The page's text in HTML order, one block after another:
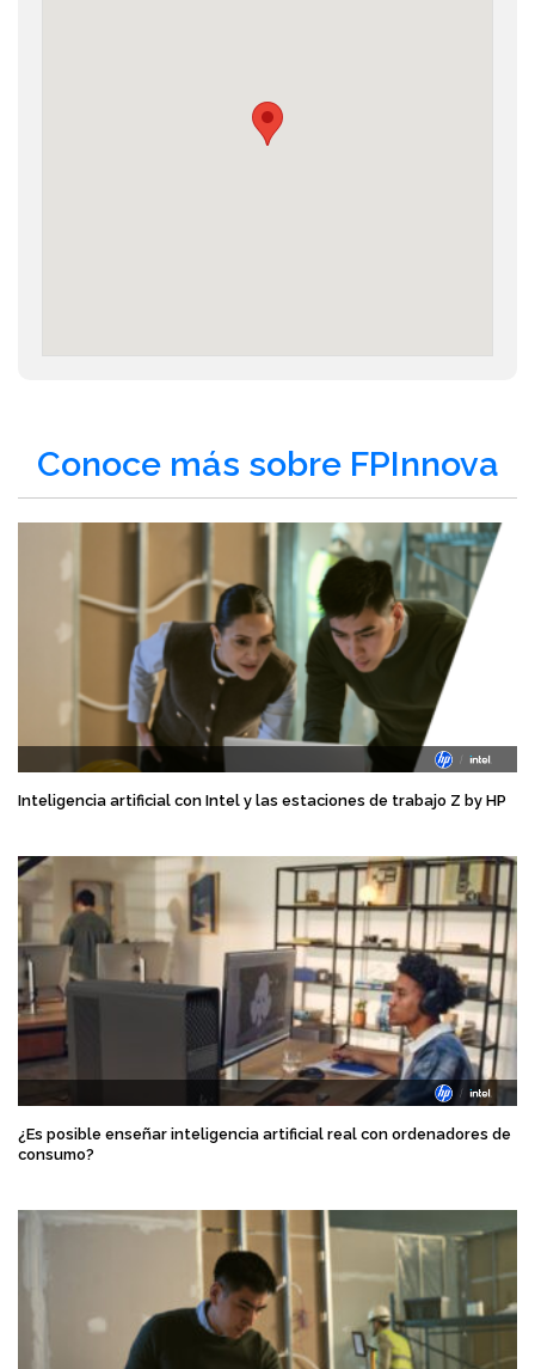
Conoce más sobre FPInnova
Inteligencia artificial con Intel y las estaciones de trabajo Z by HP
¿Es posible enseñar inteligencia artificial real con ordenadores de
consumo?